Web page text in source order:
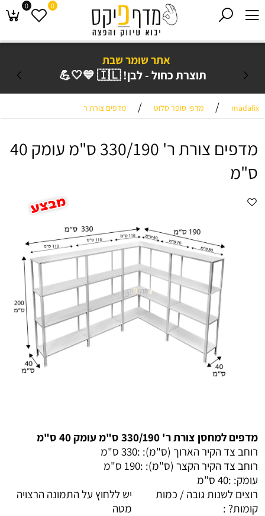
אתר שומר שבת
תוצרת כחול - לבן! 🇮🇱 💙🤍💪
0 0
madafix
/ מדפי סופר סלוט / מדפים צורת ר
מדפים צורת ר' 330/190 ס"מ עומק 40
ס"מ
מדפים למחסן צורת ר' 330/190 ס"מ עומק 40 ס"מ
רוחב צד הקיר הארוך (ס"מ): :330 ס"מ
רוחב צד הקיר הקצר (ס"מ): :190 ס"מ
עומק: :40 ס"מ
רוצים לשנות גובה / כמות
קומות? :
יש ללחוץ על התמונה הרצויה
מטה